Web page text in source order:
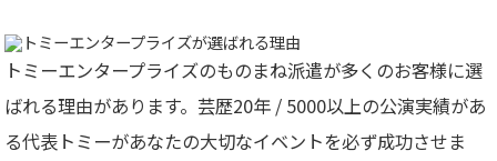
トミーエンタープライズのものまね派遣が多くのお客様に選
ばれる理由があります。芸歴20年 / 5000以上の公演実績があ
る代表トミーがあなたの大切なイベントを必ず成功させま